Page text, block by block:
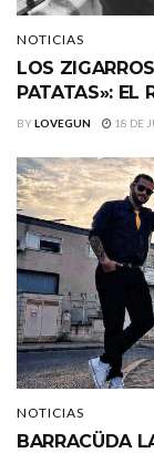
NOTICIAS
LOS
PATATAS»: EL
BYLOVEGUN 18 DE
NOTICIAS
BARRACÜDA